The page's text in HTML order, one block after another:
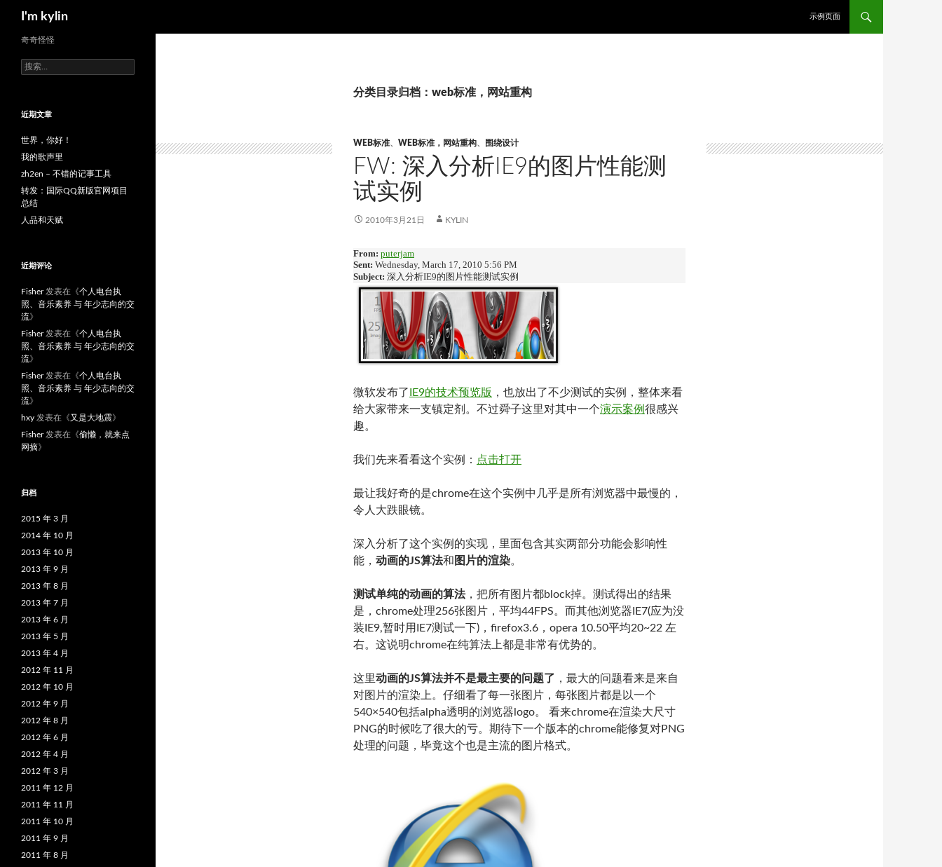
I'm kylin 示例页面
分类目录归档：web标准，网站重构
WEB标准、 WEB标准，网站重构、 围绕设计
FW: 深入分析IE9的图片性能测
试实例
2010年3月21日 KYLIN
From: puterjam
Sent: Wednesday, March 17, 2010 5:56 PM
Subject: 深入分析IE9的图片性能测试实例
微软发布了 IE9的技术预览版 ，也放出了不少测试的实例，整体来看
给大家带来一支镇定剂。不过舜子这里对其中一个演示案例很感兴
趣。
我们先来看看这个实例： 点击打开
最让我好奇的是chrome在这个实例中几乎是所有浏览器中最慢的，
令人大跌眼镜。
深入分析了这个实例的实现，里面包含其实两部分功能会影响性
能， 动画的JS算法和 图片的渲染。
测试单纯的动画的算法，把所有图片都block掉。测试得出的结果
是，chrome处理256张图片，平均44FPS。而其他浏览器IE7(应为没
装IE9,暂时用IE7测试一下)，firefox3.6，opera 10.50平均20~22 左
右。这说明chrome在纯算法上都是非常有优势的。
这里动画的JS算法并不是最主要的问题了 ，最大的问题看来是来自
对图片的渲染上。仔细看了每一张图片，每张图片都是以一个
540×540包括alpha透明的浏览器logo。 看来chrome在渲染大尺寸
PNG的时候吃了很大的亏。期待下一个版本的chrome能修复对PNG
处理的问题，毕竟这个也是主流的图片格式。
奇奇怪怪
搜
索：
近期文章
世界，你好！
我的歌声里
zh2en – 不错的记事工具
转发：国际QQ新版官网项目
总结
人品和天赋
近期评论
Fisher发表在《个人电台执
照、音乐素养 与 年少志向的交
流》
Fisher发表在《个人电台执
照、音乐素养 与 年少志向的交
流》
Fisher发表在《个人电台执
照、音乐素养 与 年少志向的交
流》
hxy 发表在《又是大地震》
Fisher发表在《偷懒，就来点
网摘》
归档
2015 年 3 月
2014 年 10 月
2013 年 10 月
2013 年 9 月
2013 年 8 月
2013 年 7 月
2013 年 6 月
2013 年 5 月
2013 年 4 月
2012 年 11 月
2012 年 10 月
2012 年 9 月
2012 年 8 月
2012 年 6 月
2012 年 4 月
2012 年 3 月
2011 年 12 月
2011 年 11 月
2011 年 10 月
2011 年 9 月
2011 年 8 月